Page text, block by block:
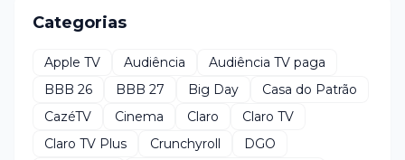
Categorias
Apple TV Audiência
Audiência TV paga
BBB 26
BBB 27 Big Day
Casa do Patrão
CazéTV
Cinema Claro
Claro TV
Claro TV Plus
Crunchyroll
DGO